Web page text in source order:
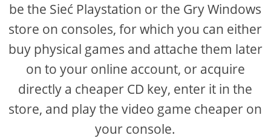
be the Sieć Playstation or the Gry Windows
store on consoles, for which you can either
buy physical games and attache them later
on to your online account, or acquire
directly a cheaper CD key, enter it in the
store, and play the video game cheaper on
your console.